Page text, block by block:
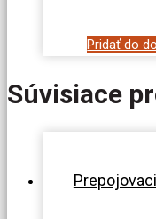
Pridať do
Súvisiace